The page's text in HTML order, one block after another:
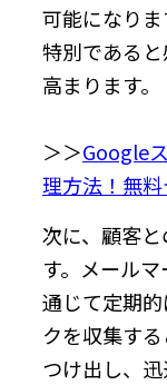
可能になり
特別である
高まります。
＞＞Google
理方法！無
次に、顧客
す。メール
通じて定期
クを収集す
つけ出し、迅